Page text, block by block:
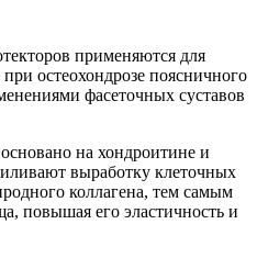
применяются для
остеохондрозе поясничного
фасеточных суставов
на хондроитине и
выработку клеточных
коллагена, тем самым
повышая его эластичность и